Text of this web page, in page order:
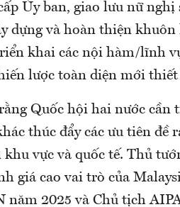
Ủy ban, giao lưu nữ
dựng và hoàn thiện
khai các nội hàm/lĩnh
lược toàn diện mới thiết
Quốc hội hai nước cần
thúc đẩy các ưu tiên đề
khu vực và quốc tế. Thủ
giá cao vai trò của
năm 2025 và Chủ tịch